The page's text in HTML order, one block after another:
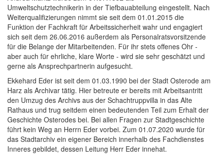
Umweltschutztechnikerin in der Tiefbauabteilung eingestellt. Nach
Weiterqualifizierungen nimmt sie seit dem 01.01.2015 die
Funktion der Fachkraft für Arbeitssicherheit wahr und engagiert
sich seit dem 26.06.2016 außerdem als Personalratsvorsitzende
für die Belange der Mitarbeitenden. Für ihr stets offenes Ohr -
aber auch für ehrliche, klare Worte - wird sie sehr geschätzt und
gerne als Ansprechpartnerin aufgesucht.
Ekkehard Eder ist seit dem 01.03.1990 bei der Stadt Osterode am
Harz als Archivar tätig. Hier betreute er bereits mit Arbeitsantritt
den Umzug des Archivs aus der Schachtruppvilla in das Alte
Rathaus und trug seitdem einen bedeutenden Teil zum Erhalt der
Geschichte Osterodes bei. Bei allen Fragen zur Stadtgeschichte
führt kein Weg an Herrn Eder vorbei. Zum 01.07.2020 wurde für
das Stadtarchiv ein eigener Bereich innerhalb des Fachdienstes
Inneres gebildet, dessen Leitung Herr Eder innehat.